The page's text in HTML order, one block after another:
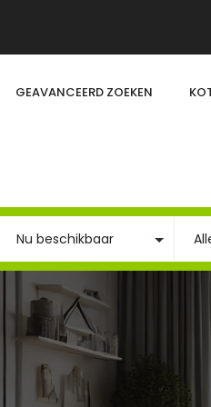
GEAVANCEERD ZOEKEN